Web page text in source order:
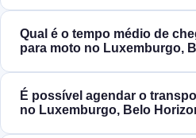
Qual é o tempo médio de
para moto no Luxemburgo,
É possível agendar o
no Luxemburgo, Belo